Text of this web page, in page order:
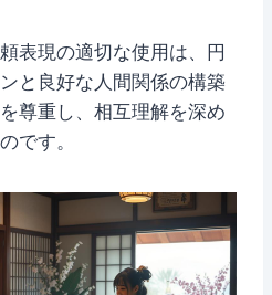
表現の適切な使用は、円
と良好な人間関係の構築
尊重し、相互理解を深め
です。